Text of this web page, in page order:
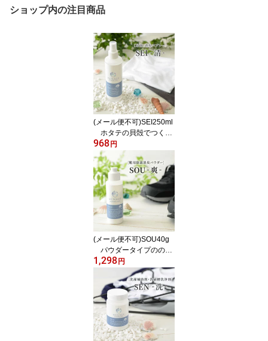
ショップ内の注目商品
(メール便不可)SEI250ml
ホタテの貝殻でつくっ
た除菌消臭スプレー メ
ナージュナチュラルライ
フ MENAGE NATURAL
LIFE SEI-清-
968円
(メール便不可)SOU40g
パウダータイプのの靴
用消臭剤 メナージュナ
チュラルライフ MENA
GE NATURAL LIFE SOU
-爽-
1,298円